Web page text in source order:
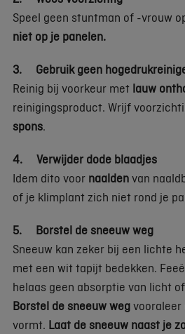
Speel geen stuntman of -vrouw
niet op je panelen.
3. Gebruik geen
Reinig bij voorkeur met lauw
reinigingsproduct. Wrijf
spons.
4. Verwijder dode blaadjes
Idem dito voor naaldenvan
of je klimplant zich niet rond je
5. Borstel de sneeuw weg
Sneeuw kan zeker bij een lichte
met een wit tapijt bedekken.
helaas geen absorptie van licht
Borstel de sneeuw wegvooraleer
vormt. Laat de sneeuw naast je